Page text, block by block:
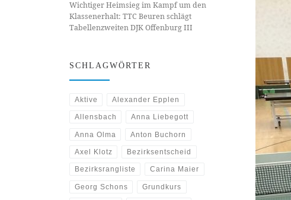
Wichtiger Heimsieg im Kampf um den
Klassenerhalt: TTC Beuren schlägt
Tabellenzweiten DJK Offenburg III
SCHLAGWÖRTER
Aktive Alexander Epplen
Allensbach Anna Liebegott
Anna Olma Anton Buchorn
Axel Klotz Bezirksentscheid
Bezirksrangliste Carina Maier
Georg Schons Grundkurs